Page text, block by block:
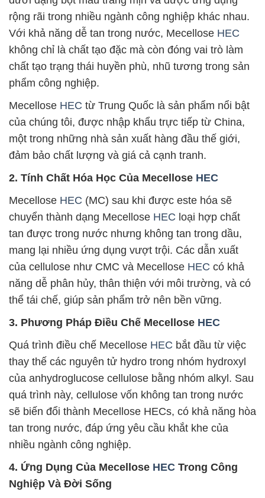
rộng rãi trong nhiều ngành công nghiệp khác nhau.
Với khả năng dễ tan trong nước, Mecellose HEC
không chỉ là chất tạo đặc mà còn đóng vai trò làm
chất tạo trạng thái huyền phù, nhũ tương trong sản
phẩm công nghiệp.
Mecellose HEC từ Trung Quốc là sản phẩm nổi bật
của chúng tôi, được nhập khẩu trực tiếp từ China,
một trong những nhà sản xuất hàng đầu thế giới,
đảm bảo chất lượng và giá cả cạnh tranh.
2. Tính Chất Hóa Học Của Mecellose HEC
Mecellose HEC (MC) sau khi được este hóa sẽ
chuyển thành dạng Mecellose HEC loại hợp chất
tan được trong nước nhưng không tan trong dầu,
mang lại nhiều ứng dụng vượt trội. Các dẫn xuất
của cellulose như CMC và Mecellose HEC có khả
năng dễ phân hủy, thân thiện với môi trường, và có
thể tái chế, giúp sản phẩm trở nên bền vững.
3. Phương Pháp Điều Chế Mecellose HEC
Quá trình điều chế Mecellose HEC bắt đầu từ việc
thay thế các nguyên tử hydro trong nhóm hydroxyl
của anhydroglucose cellulose bằng nhóm alkyl. Sau
quá trình này, cellulose vốn không tan trong nước
sẽ biến đổi thành Mecellose HECs, có khả năng hòa
tan trong nước, đáp ứng yêu cầu khắt khe của
nhiều ngành công nghiệp.
4. Ứng Dụng Của Mecellose HEC Trong Công
Nghiệp Và Đời Sống